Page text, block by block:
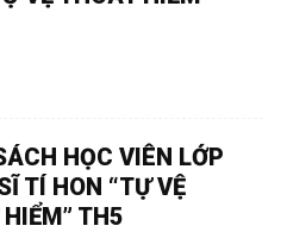
HỌC VIÊN LỚP
TÍ HON “TỰ VỆ
TH5